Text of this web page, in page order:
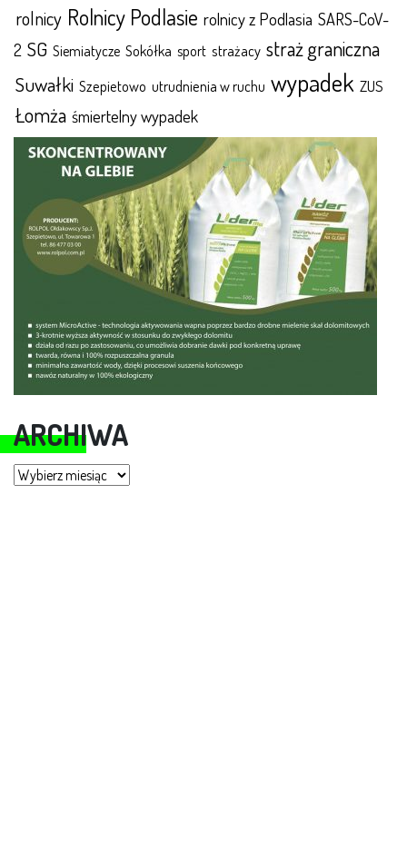
rolnicy Rolnicy Podlasie rolnicy z Podlasia SARS-CoV-
2 SG Siemiatycze Sokółka sport strażacy straż graniczna
Suwałki Szepietowo utrudnienia w ruchu wypadek ZUS
Łomża śmiertelny wypadek
ARCHIWA
Archiwa